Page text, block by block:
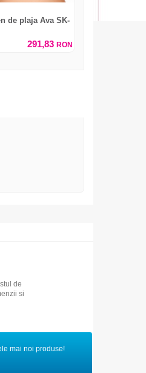
de plaja Ava SK-
291,83 RON
de
si
mai noi produse!